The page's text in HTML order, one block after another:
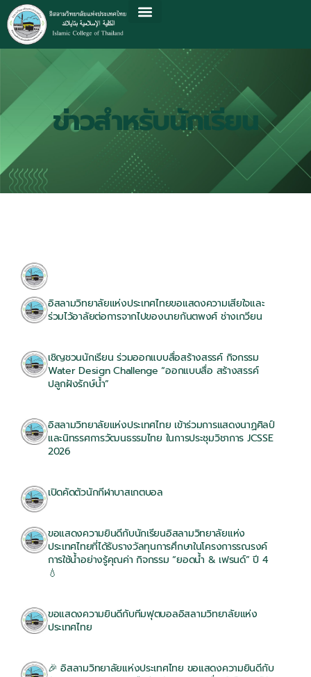
ข่าวสำหรับนักเรียน
อิสลามวิทยาลัยแห่งประเทศไทยขอแสดงความเสียใจและ
ร่วมไว้อาลัยต่อการจากไปของนายกันตพงศ์ ช่างเกวียน
เชิญชวนนักเรียน ร่วมออกแบบสื่อสร้างสรรค์ กิจกรรม
Water Design Challenge “ออกแบบสื่อ สร้างสรรค์
ปลูกฝังรักษ์น้ำ”
อิสลามวิทยาลัยแห่งประเทศไทย เข้าร่วมการแสดงนาฏศิลป์
และนิทรรศการวัฒนธรรมไทย ในการประชุมวิชาการ JCSSE
2026
เปิดคัดตัวนักกีฬาบาสเกตบอล
ขอแสดงความยินดีกับนักเรียนอิสลามวิทยาลัยแห่ง
ประเทศไทยที่ได้รับรางวัลทุนการศึกษาในโครงการรณรงค์
การใช้น้ำอย่างรู้คุณค่า กิจกรรม “ยอดน้ำ & เฟรนด์” ปี 4
💧
ขอแสดงความยินดีกับทีมฟุตบอลอิสลามวิทยาลัยแห่ง
ประเทศไทย
🎉 อิสลามวิทยาลัยแห่งประเทศไทย ขอแสดงความยินดีกับ